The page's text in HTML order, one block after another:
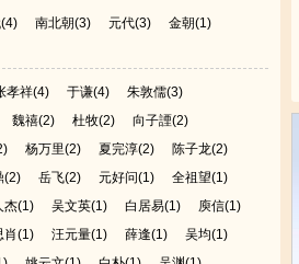
(4) 南北朝(3) 元代(3) 金朝(1)
孝祥(4) 于谦(4) 朱敦儒(3)
魏禧(2) 杜牧(2) 向子諲(2)
杨万里(2) 夏完淳(2) 陈子龙(2)
(2) 岳飞(2) 元好问(1) 全祖望(1)
杰(1) 吴文英(1) 白居易(1) 庾信(1)
肖(1) 汪元量(1) 薛逢(1) 吴均(1)